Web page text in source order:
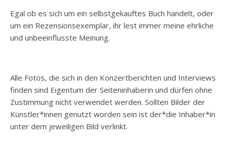
Egal ob es sich um ein selbstgekauftes Buch handelt, oder
um ein Rezensionsexemplar, ihr lest immer meine ehrliche
und unbeeinflusste Meinung.
Alle Fotos, die sich in den Konzertberichten und Interviews
finden sind Eigentum der Seiteninhaberin und dürfen ohne
Zustimmung nicht verwendet werden. Sollten Bilder der
Künstler*innen genutzt worden sein ist der*die Inhaber*in
unter dem jeweiligen Bild verlinkt.